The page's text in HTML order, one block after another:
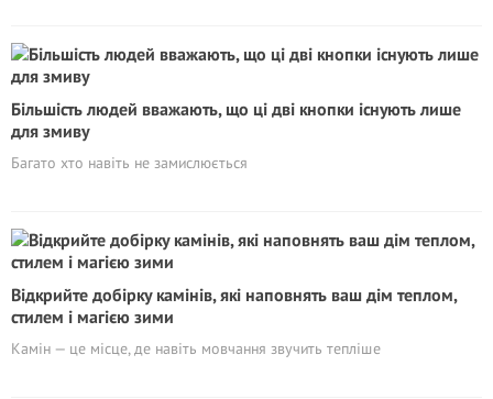
Більшість людей вважають, що ці дві кнопки існують лише
для змиву
Багато хто навіть не замислюється
Відкрийте добірку камінів, які наповнять ваш дім теплом,
стилем і магією зими
Камін — це місце, де навіть мовчання звучить тепліше